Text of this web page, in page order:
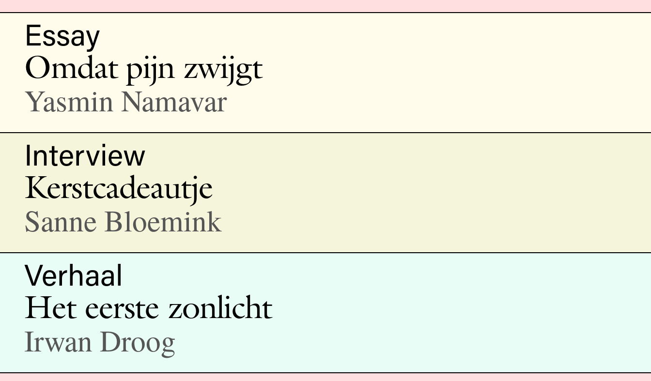
Essay
Omdat pijn zwijgt
Yasmin Namavar
Interview
Kerstcadeautje
Sanne Bloemink
Verhaal
Het eerste zonlicht
Irwan Droog